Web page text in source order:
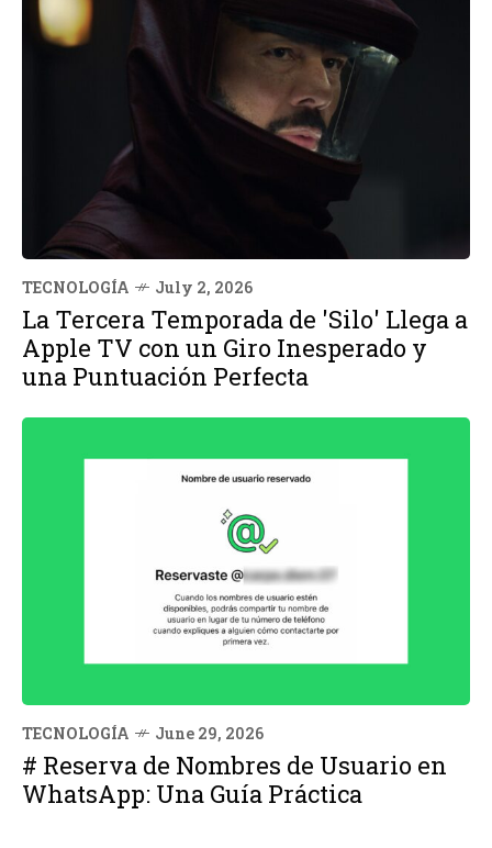
TECNOLOGÍA July 2, 2026
La Tercera Temporada de 'Silo' Llega a
Apple TV con un Giro Inesperado y
una Puntuación Perfecta
TECNOLOGÍA June 29, 2026
# Reserva de Nombres de Usuario en
WhatsApp: Una Guía Práctica